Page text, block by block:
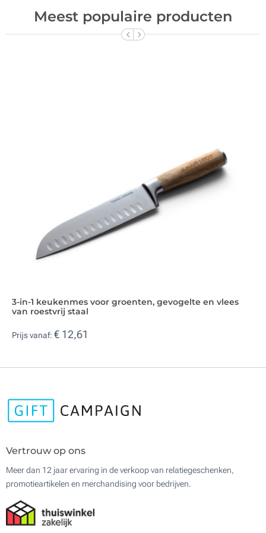
Meest populaire producten
3-in-1 keukenmes voor groenten, gevogelte en vlees
van roestvrij staal
Prijs vanaf: € 12,61
Vertrouw op ons
Meer dan 12 jaar ervaring in de verkoop van relatiegeschenken,
promotieartikelen en merchandising voor bedrijven.